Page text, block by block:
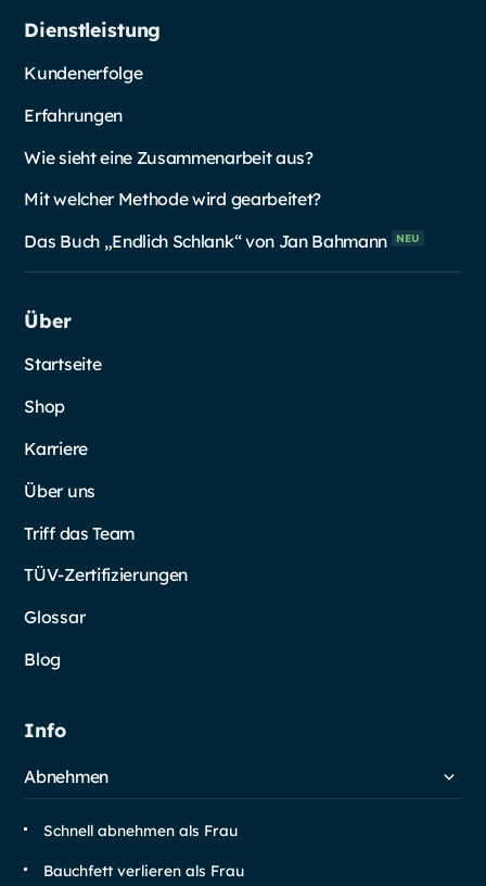
Dienstleistung
Kundenerfolge
Erfahrungen
Wie sieht eine Zusammenarbeit aus?
Mit welcher Methode wird gearbeitet?
Das Buch „Endlich Schlank“ von Jan Bahmann NEU
Über
Startseite
Shop
Karriere
Über uns
Triff das Team
TÜV-Zertifizierungen
Glossar
Blog
Info
Abnehmen
Schnell abnehmen als Frau
Bauchfett verlieren als Frau